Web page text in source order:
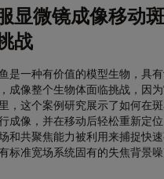
显微镜成像移动
战
是一种有价值的模型生物，具有
成像整个生物体面临挑战，因为
，这个案例研究展示了如何在
成像，并在移动后轻松重新定
和共聚焦能力被利用来捕捉快
标准宽场系统固有的失焦背景噪